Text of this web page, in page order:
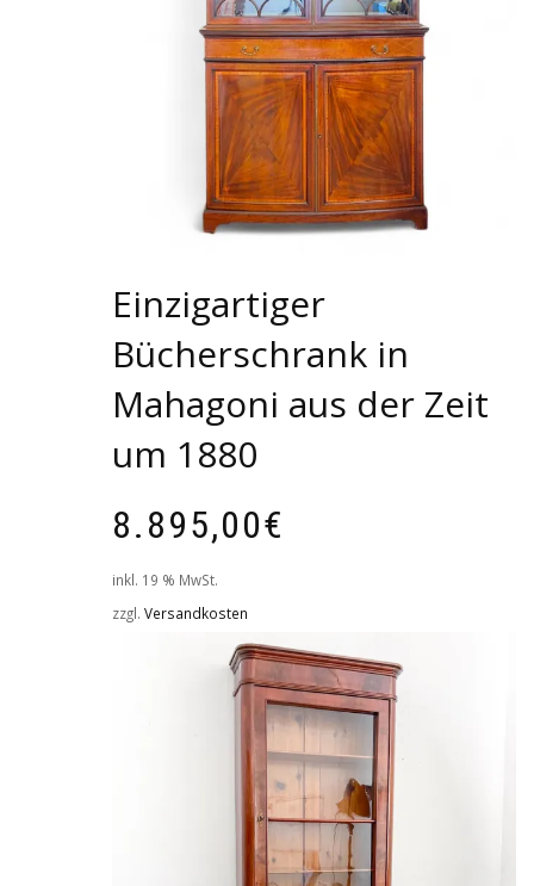
Einzigartiger
Bücherschrank in
Mahagoni aus der Zeit
um 1880
8.895,00€
inkl. 19 % MwSt.
zzgl. Versandkosten